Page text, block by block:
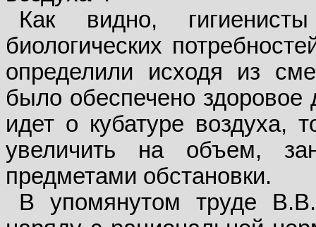
Как видно,
биологических
определили исходя из
было обеспечено здоровое
идет о кубатуре воздуха,
увеличить на объем,
предметами обстановки.
В упомянутом труде